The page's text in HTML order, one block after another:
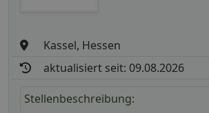
Kassel, Hessen
aktualisiert seit: 09.08.2026
Stellenbeschreibung: